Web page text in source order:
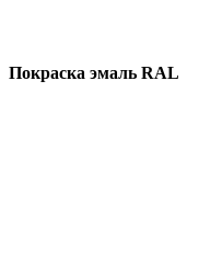
Покраска эмаль RAL